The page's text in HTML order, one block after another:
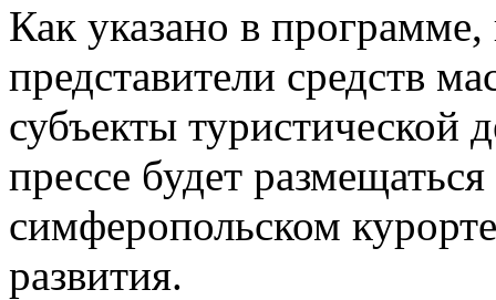
Как указано в
представители средств
субъекты туристической
прессе будет
симферопольском
развития.